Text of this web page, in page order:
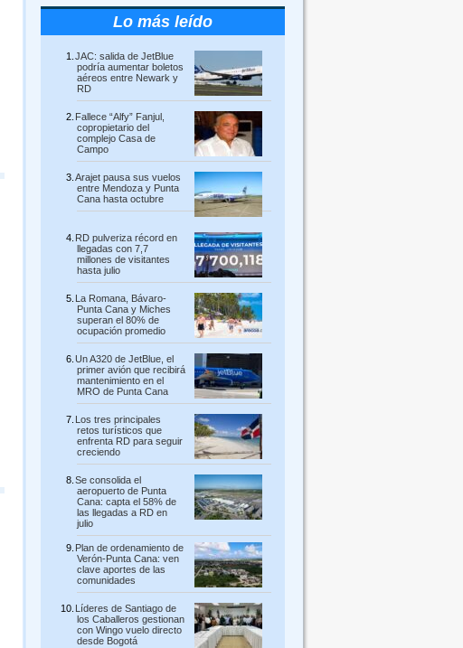
Lo más leído
JAC: salida de JetBlue
podría aumentar boletos
aéreos entre Newark y
RD
Fallece “Alfy” Fanjul,
copropietario del
complejo Casa de
Campo
Arajet pausa sus vuelos
entre Mendoza y Punta
Cana hasta octubre
RD pulveriza récord en
llegadas con 7,7
millones de visitantes
hasta julio
La Romana, Bávaro-
Punta Cana y Miches
superan el 80% de
ocupación promedio
Un A320 de JetBlue, el
primer avión que recibirá
mantenimiento en el
MRO de Punta Cana
Los tres principales
retos turísticos que
enfrenta RD para seguir
creciendo
Se consolida el
aeropuerto de Punta
Cana: capta el 58% de
las llegadas a RD en
julio
Plan de ordenamiento de
Verón-Punta Cana: ven
clave aportes de las
comunidades
Líderes de Santiago de
los Caballeros gestionan
con Wingo vuelo directo
desde Bogotá